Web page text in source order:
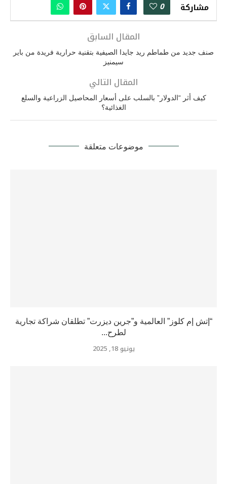
مشاركة 0
المقال السابق
صنف جديد من طماطم ريد جايدا الصيفية بتقنية حرارية فريدة من باير
سيمنيز
المقال التالي
كيف أثر “الدولار” بالسلب على أسعار المحاصيل الزراعية والسلع
الغذائية؟
موضوعات متعلقة
“إتش إم كلوز” العالمية و”جرين ديزرت” تطلقان شراكة تجارية
لطرح...
يونيو 18, 2025